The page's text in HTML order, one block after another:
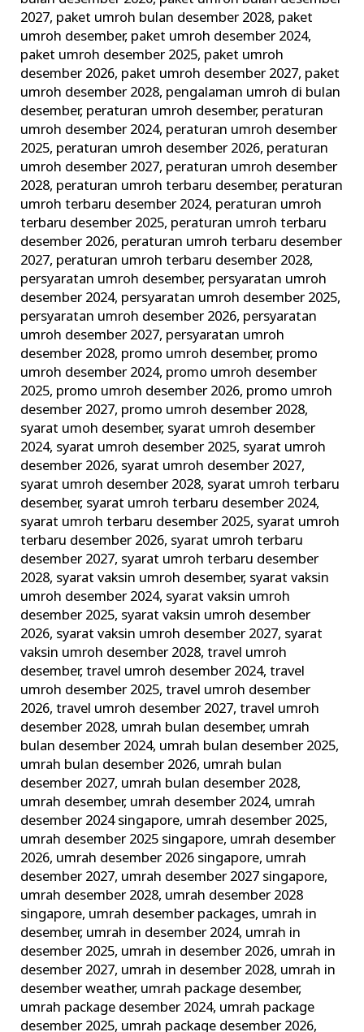
2027, paket umroh bulan desember 2028, paket
umroh desember, paket umroh desember 2024,
paket umroh desember 2025, paket umroh
desember 2026, paket umroh desember 2027, paket
umroh desember 2028, pengalaman umroh di bulan
desember, peraturan umroh desember, peraturan
umroh desember 2024, peraturan umroh desember
2025, peraturan umroh desember 2026, peraturan
umroh desember 2027, peraturan umroh desember
2028, peraturan umroh terbaru desember, peraturan
umroh terbaru desember 2024, peraturan umroh
terbaru desember 2025, peraturan umroh terbaru
desember 2026, peraturan umroh terbaru desember
2027, peraturan umroh terbaru desember 2028,
persyaratan umroh desember, persyaratan umroh
desember 2024, persyaratan umroh desember 2025,
persyaratan umroh desember 2026, persyaratan
umroh desember 2027, persyaratan umroh
desember 2028, promo umroh desember, promo
umroh desember 2024, promo umroh desember
2025, promo umroh desember 2026, promo umroh
desember 2027, promo umroh desember 2028,
syarat umoh desember, syarat umroh desember
2024, syarat umroh desember 2025, syarat umroh
desember 2026, syarat umroh desember 2027,
syarat umroh desember 2028, syarat umroh terbaru
desember, syarat umroh terbaru desember 2024,
syarat umroh terbaru desember 2025, syarat umroh
terbaru desember 2026, syarat umroh terbaru
desember 2027, syarat umroh terbaru desember
2028, syarat vaksin umroh desember, syarat vaksin
umroh desember 2024, syarat vaksin umroh
desember 2025, syarat vaksin umroh desember
2026, syarat vaksin umroh desember 2027, syarat
vaksin umroh desember 2028,travel umroh
desember,travel umroh desember 2024,travel
umroh desember 2025,travel umroh desember
2026,travel umroh desember 2027,travel umroh
desember 2028, umrah bulan desember, umrah
bulan desember 2024, umrah bulan desember 2025,
umrah bulan desember 2026, umrah bulan
desember 2027, umrah bulan desember 2028,
umrah desember, umrah desember 2024, umrah
desember 2024 singapore, umrah desember 2025,
umrah desember 2025 singapore, umrah desember
2026, umrah desember 2026 singapore, umrah
desember 2027, umrah desember 2027 singapore,
umrah desember 2028, umrah desember 2028
singapore, umrah desember packages, umrah in
desember, umrah in desember 2024, umrah in
desember 2025, umrah in desember 2026, umrah in
desember 2027, umrah in desember 2028, umrah in
desember weather, umrah package desember,
umrah package desember 2024, umrah package
desember 2025, umrah package desember 2026,